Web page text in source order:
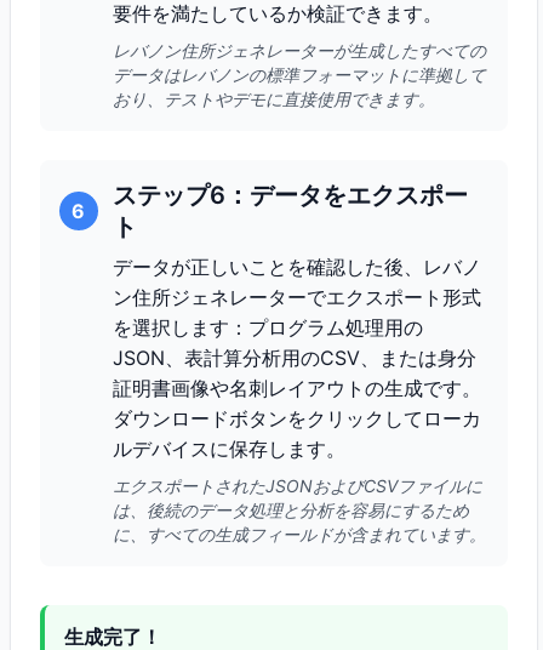
要件を満たしているか検証できます。
レバノン住所ジェネレーターが生成したすべての
データはレバノンの標準フォーマットに準拠して
おり、テストやデモに直接使用できます。
6
ステップ6：データをエクスポー
ト
データが正しいことを確認した後、レバノ
ン住所ジェネレーターでエクスポート形式
を選択します：プログラム処理用の
JSON、表計算分析用のCSV、または身分
証明書画像や名刺レイアウトの生成です。
ダウンロードボタンをクリックしてローカ
ルデバイスに保存します。
エクスポートされたJSONおよびCSVファイルに
は、後続のデータ処理と分析を容易にするため
に、すべての生成フィールドが含まれています。
生成完了！